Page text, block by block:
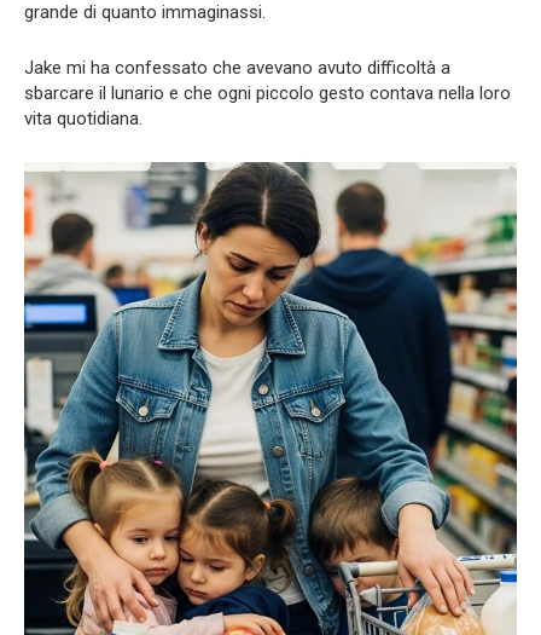
grande di quanto immaginassi.
Jake mi ha confessato che avevano avuto difficoltà a
sbarcare il lunario e che ogni piccolo gesto contava nella loro
vita quotidiana.